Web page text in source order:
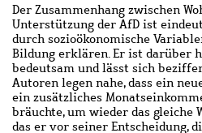
Der Zusammenhang zwischen
Unterstützung der AfD ist
durch sozioökonomische
Bildung erklären. Er ist darüber
bedeutsam und lässt sich
Autoren legen nahe, dass ein
ein zusätzliches
bräuchte, um wieder das gleiche
das er vor seiner Entscheidung,